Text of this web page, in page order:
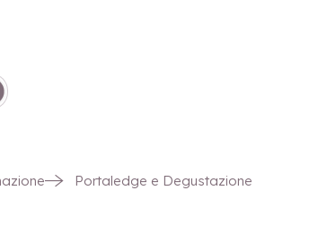
alla modalità invernale
Portaledge e Degustazione